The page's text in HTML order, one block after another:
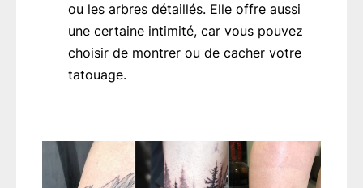
ou les arbres détaillés. Elle offre aussi
une certaine intimité, car vous pouvez
choisir de montrer ou de cacher votre
tatouage.